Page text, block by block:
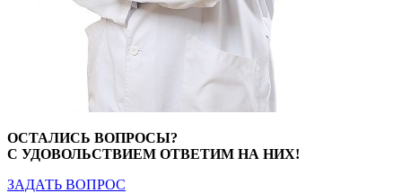
ОСТАЛИСЬ ВОПРОСЫ?
С УДОВОЛЬСТВИЕМ ОТВЕТИМ НА НИХ!
ЗАДАТЬ ВОПРОС